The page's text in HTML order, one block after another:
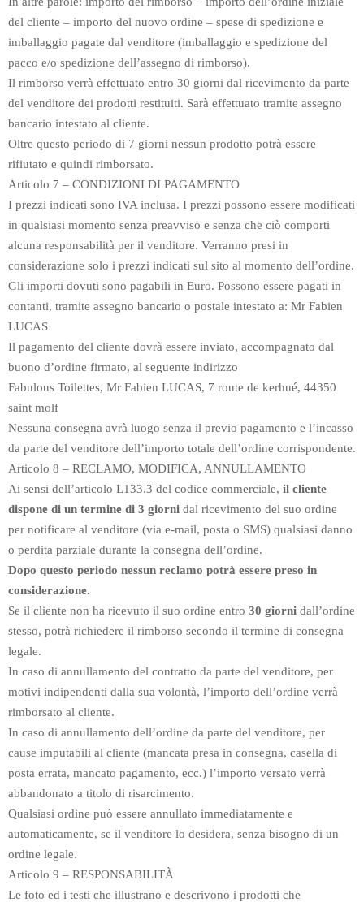
del cliente – importo del nuovo ordine – spese di spedizione e
imballaggio pagate dal venditore (imballaggio e spedizione del
pacco e/o spedizione dell’assegno di rimborso).
Il rimborso verrà effettuato entro 30 giorni dal ricevimento da parte
del venditore dei prodotti restituiti. Sarà effettuato tramite assegno
bancario intestato al cliente.
Oltre questo periodo di 7 giorni nessun prodotto potrà essere
rifiutato e quindi rimborsato.
Articolo 7 – CONDIZIONI DI PAGAMENTO
I prezzi indicati sono IVA inclusa. I prezzi possono essere modificati
in qualsiasi momento senza preavviso e senza che ciò comporti
alcuna responsabilità per il venditore. Verranno presi in
considerazione solo i prezzi indicati sul sito al momento dell’ordine.
Gli importi dovuti sono pagabili in Euro. Possono essere pagati in
contanti, tramite assegno bancario o postale intestato a: Mr Fabien
LUCAS
Il pagamento del cliente dovrà essere inviato, accompagnato dal
buono d’ordine firmato, al seguente indirizzo
Fabulous Toilettes, Mr Fabien LUCAS, 7 route de kerhué, 44350
saint molf
Nessuna consegna avrà luogo senza il previo pagamento e l’incasso
da parte del venditore dell’importo totale dell’ordine corrispondente.
Articolo 8 – RECLAMO, MODIFICA, ANNULLAMENTO
Ai sensi dell’articolo L133.3 del codice commerciale, il cliente
dispone di un termine di 3 giorni dal ricevimento del suo ordine
per notificare al venditore (via e-mail, posta o SMS) qualsiasi danno
o perdita parziale durante la consegna dell’ordine.
Dopo questo periodo nessun reclamo potrà essere preso in
considerazione.
Se il cliente non ha ricevuto il suo ordine entro 30 giorni dall’ordine
stesso, potrà richiedere il rimborso secondo il termine di consegna
legale.
In caso di annullamento del contratto da parte del venditore, per
motivi indipendenti dalla sua volontà, l’importo dell’ordine verrà
rimborsato al cliente.
In caso di annullamento dell’ordine da parte del venditore, per
cause imputabili al cliente (mancata presa in consegna, casella di
posta errata, mancato pagamento, ecc.) l’importo versato verrà
abbandonato a titolo di risarcimento.
Qualsiasi ordine può essere annullato immediatamente e
automaticamente, se il venditore lo desidera, senza bisogno di un
ordine legale.
Articolo 9 – RESPONSABILITÀ
Le foto ed i testi che illustrano e descrivono i prodotti che